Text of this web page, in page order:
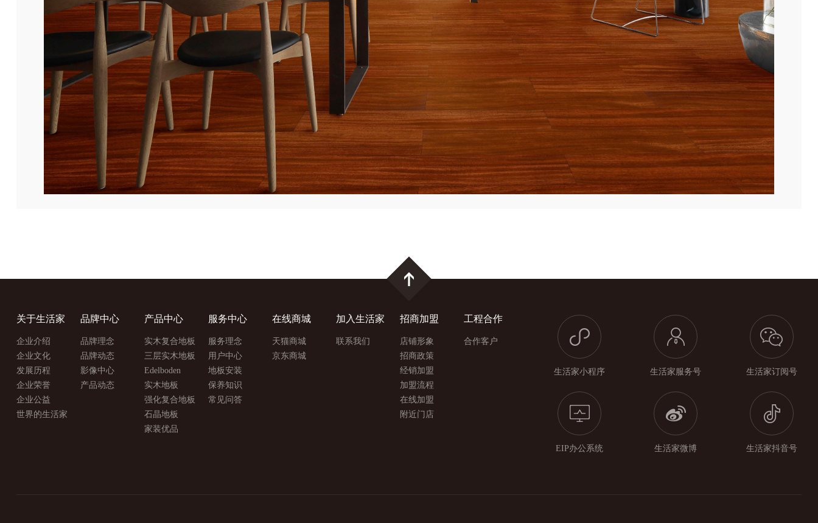
生活家小程序 生活家服务号 生活家订阅号
EIP办公系统 生活家微博 生活家抖音号
关于生活家
企业介绍
企业文化
发展历程
企业荣誉
企业公益
世界的生活家
品牌中心
品牌理念
品牌动态
影像中心
产品动态
产品中心
实木复合地板
三层实木地板
Edelboden
实木地板
强化复合地板
石晶地板
家装优品
服务中心
服务理念
用户中心
地板安装
保养知识
常见问答
在线商城
天猫商城
京东商城
加入生活家
联系我们
招商加盟
店铺形象
招商政策
经销加盟
加盟流程
在线加盟
附近门店
工程合作
合作客户